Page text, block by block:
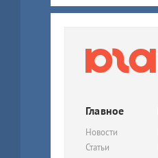
Главное
Новости
Статьи